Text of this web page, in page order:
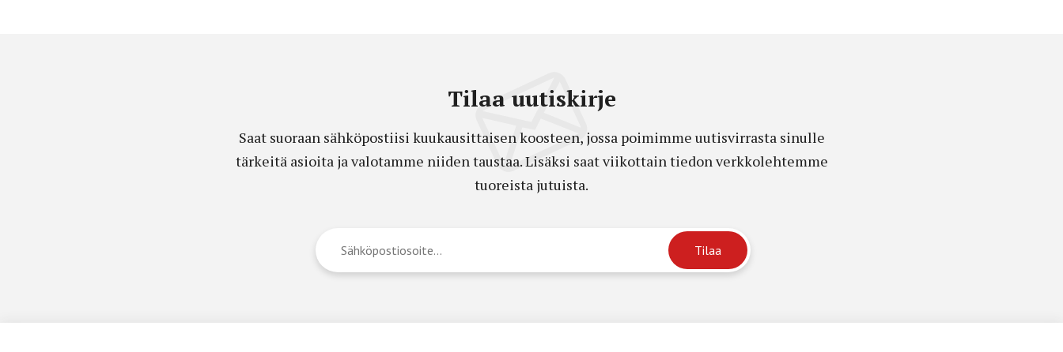
Tilaa uutiskirje
Saat suoraan sähköpostiisi kuukausittaisen koosteen, jossa poimimme uutisvirrasta sinulle
tärkeitä asioita ja valotamme niiden taustaa. Lisäksi saat viikottain tiedon verkkolehtemme
tuoreista jutuista.